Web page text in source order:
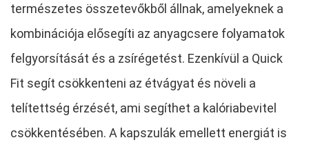
természetes összetevőkből állnak, amelyeknek a
kombinációja elősegíti az anyagcsere folyamatok
felgyorsítását és a zsírégetést. Ezenkívül a Quick
Fit segít csökkenteni az étvágyat és növeli a
telítettség érzését, ami segíthet a kalóriabevitel
csökkentésében. A kapszulák emellett energiát is